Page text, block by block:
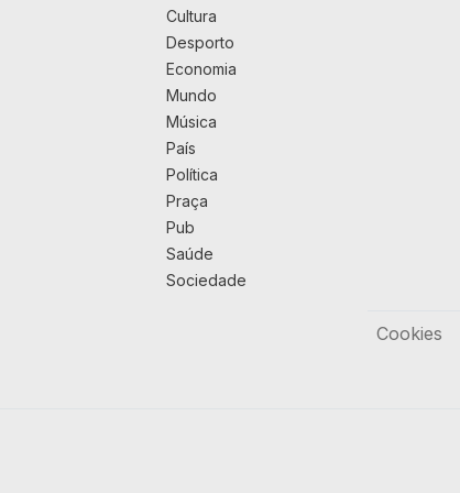
Cultura
Desporto
Economia
Mundo
Música
País
Política
Praça
Pub
Saúde
Sociedade
Cookies